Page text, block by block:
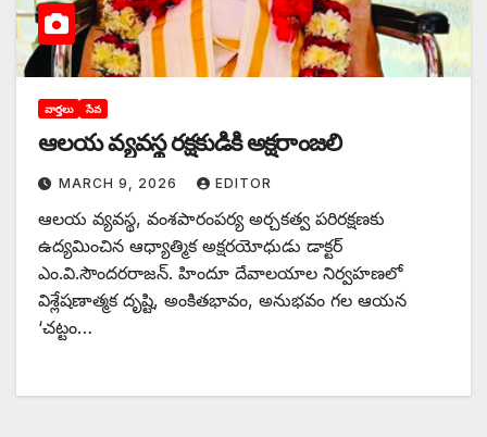
వార్తలు సేవ
ఆలయ వ్యవస్థ రక్షకుడికి అక్షరాంజలి
MARCH 9, 2026 EDITOR
ఆలయ వ్యవస్థ, వంశపారంపర్య అర్చకత్వ పరిరక్షణకు
ఉద్యమించిన ఆధ్యాత్మిక అక్షరయోధుడు డాక్టర్
ఎం.వి.సౌందరరాజన్. హిందూ దేవాలయాల నిర్వహణలో
విశ్లేషణాత్మక దృష్టి, అంకితభావం, అనుభవం గల ఆయన
‘చట్టం…